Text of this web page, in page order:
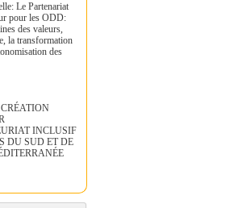
Le Partenariat
pour les ODD:
des valeurs,
la transformation
des
INCLUSIF
DU SUD ET DE